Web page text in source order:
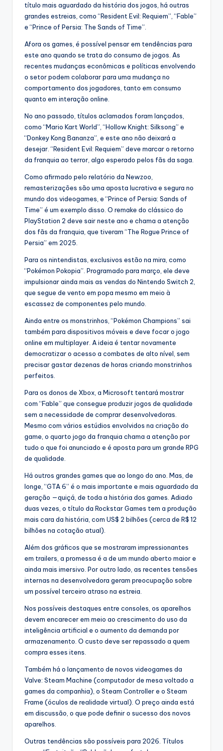
título mais aguardado da história dos jogos, há outras
grandes estreias, como “Resident Evil: Requiem”, “Fable”
e “Prince of Persia: The Sands of Time”.
Afora os games, é possível pensar em tendências para
este ano quando se trata do consumo de jogos. As
recentes mudanças econômicas e políticas envolvendo
o setor podem colaborar para uma mudança no
comportamento dos jogadores, tanto em consumo
quanto em interação online.
No ano passado, títulos aclamados foram lançados,
como “Mario Kart World”, “Hollow Knight: Silksong” e
“Donkey Kong Bananza”, e este ano não deixará a
desejar. “Resident Evil: Requiem” deve marcar o retorno
da franquia ao terror, algo esperado pelos fãs da saga.
Como afirmado pelo relatório da Newzoo,
remasterizações são uma aposta lucrativa e segura no
mundo dos videogames, e “Prince of Persia: Sands of
Time” é um exemplo disso. O remake do clássico do
PlayStation 2 deve sair neste ano e chama a atenção
dos fãs da franquia, que tiveram “The Rogue Prince of
Persia” em 2025.
Para os nintendistas, exclusivos estão na mira, como
“Pokémon Pokopia”. Programado para março, ele deve
impulsionar ainda mais as vendas do Nintendo Switch 2,
que segue de vento em popa mesmo em meio à
escassez de componentes pelo mundo.
Ainda entre os monstrinhos, “Pokémon Champions” sai
também para dispositivos móveis e deve focar o jogo
online em multiplayer. A ideia é tentar novamente
democratizar o acesso a combates de alto nível, sem
precisar gastar dezenas de horas criando monstrinhos
perfeitos.
Para os donos de Xbox, a Microsoft tentará mostrar
com “Fable” que consegue produzir jogos de qualidade
sem a necessidade de comprar desenvolvedoras.
Mesmo com vários estúdios envolvidos na criação do
game, o quarto jogo da franquia chama a atenção por
tudo o que foi anunciado e é aposta para um grande RPG
de qualidade.
Há outros grandes games que ao longo do ano. Mas, de
longe, “GTA 6” é o mais importante e mais aguardado da
geração —quiçá, de toda a história dos games. Adiado
duas vezes, o título da Rockstar Games tem a produção
mais cara da história, com US$ 2 bilhões (cerca de R$ 12
bilhões na cotação atual).
Além dos gráficos que se mostraram impressionantes
em trailers, a promessa é a de um mundo aberto maior e
ainda mais imersivo. Por outro lado, as recentes tensões
internas na desenvolvedora geram preocupação sobre
um possível terceiro atraso na estreia.
Nos possíveis destaques entre consoles, os aparelhos
devem encarecer em meio ao crescimento do uso da
inteligência artificial e o aumento da demanda por
armazenamento. O custo deve ser repassado a quem
compra esses itens.
Também há o lançamento de novos videogames da
Valve: Steam Machine (computador de mesa voltado a
games da companhia), o Steam Controller e o Steam
Frame (óculos de realidade virtual). O preço ainda está
em discussão, o que pode definir o sucesso dos novos
aparelhos.
Outras tendências são possíveis para 2026. Títulos